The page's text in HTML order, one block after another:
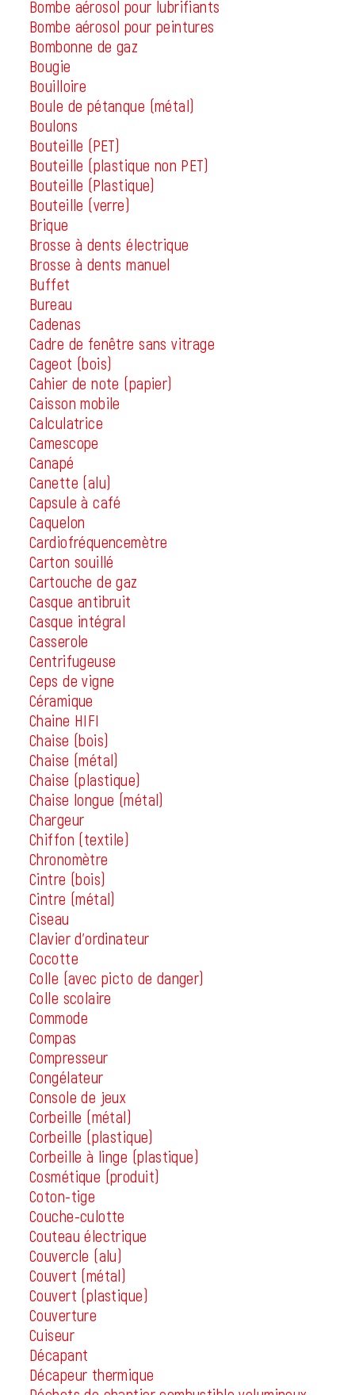
Bombe aérosol pour lubrifiants
Bombe aérosol pour peintures
Bombonne de gaz
Bougie
Bouilloire
Boule de pétanque (métal)
Boulons
Bouteille (PET)
Bouteille (plastique non PET)
Bouteille (Plastique)
Bouteille (verre)
Brique
Brosse à dents électrique
Brosse à dents manuel
Buffet
Bureau
Cadenas
Cadre de fenêtre sans vitrage
Cageot (bois)
Cahier de note (papier)
Caisson mobile
Calculatrice
Camescope
Canapé
Canette (alu)
Capsule à café
Caquelon
Cardiofréquencemètre
Carton souillé
Cartouche de gaz
Casque antibruit
Casque intégral
Casserole
Centrifugeuse
Ceps de vigne
Céramique
Chaine HIFI
Chaise (bois)
Chaise (métal)
Chaise (plastique)
Chaise longue (métal)
Chargeur
Chiffon (textile)
Chronomètre
Cintre (bois)
Cintre (métal)
Ciseau
Clavier d'ordinateur
Cocotte
Colle (avec picto de danger)
Colle scolaire
Commode
Compas
Compresseur
Congélateur
Console de jeux
Corbeille (métal)
Corbeille (plastique)
Corbeille à linge (plastique)
Cosmétique (produit)
Coton-tige
Couche-culotte
Couteau électrique
Couvercle (alu)
Couvert (métal)
Couvert (plastique)
Couverture
Cuiseur
Décapant
Décapeur thermique